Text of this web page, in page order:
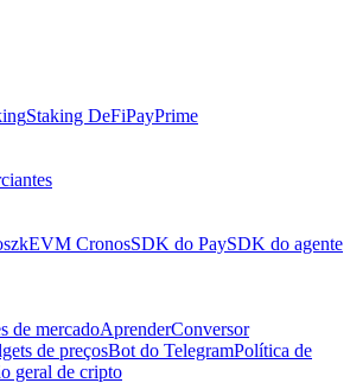
Staking DeFiPayPrime
zkEVM CronosSDK do PaySDK do agente
de mercadoAprenderConversor
de preçosBot do TelegramPolítica de
geral de cripto